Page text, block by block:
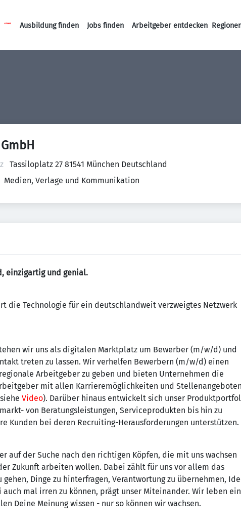
Haupt-Navigation
Ausbildung finden Jobs finden Arbeitgeber entdecken
Tassiloplatz 27 81541 München Deutschland
Medien, Verlage und Kommunikation
einzigartig und genial.
die Technologie für ein deutschlandweit verzweigtes Netzwerk
wir uns als digitalen Marktplatz um Bewerber (m/w/d) und
treten zu lassen. Wir verhelfen Bewerbern (m/w/d) einen
Arbeitgeber zu geben und bieten Unternehmen die
mit allen Karrieremöglichkeiten und Stellenangeboten
Video). Darüber hinaus entwickelt sich unser
von Beratungsleistungen, Serviceprodukten bis hin zu
Kunden bei deren Recruiting-Herausforderungen unterstützen.
auf der Suche nach den richtigen Köpfen, die mit uns wachsen
Zukunft arbeiten wollen. Dabei zählt für uns vor allem das
gehen, Dinge zu hinterfragen, Verantwortung zu übernehmen,
mal irren zu können, prägt unser Miteinander. Wir leben
Deine Meinung wissen - nur so können wir wachsen.